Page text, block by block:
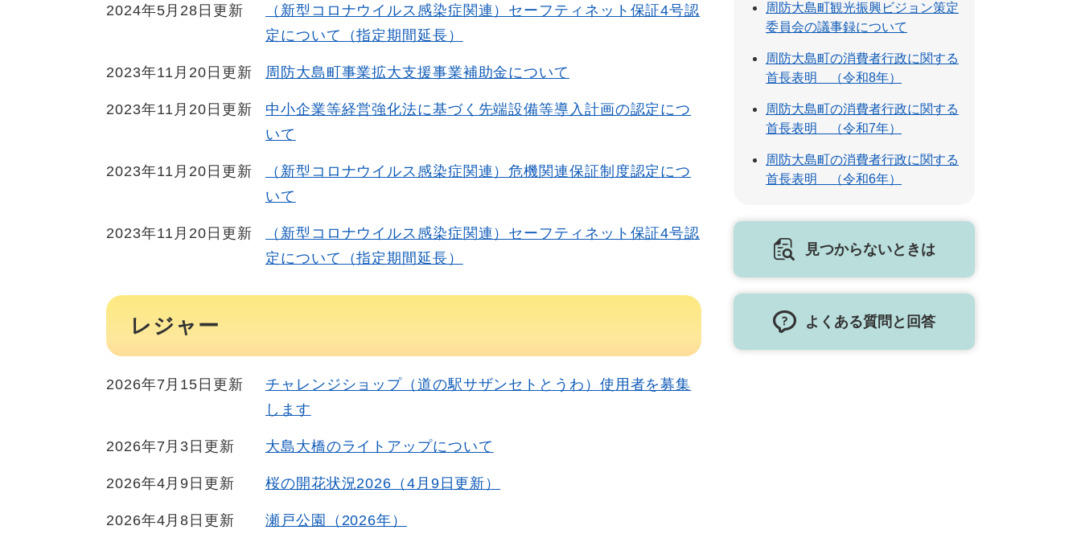
2024年5月28日更新
（新型コロナウイルス感染症関連）セーフティネット保証4号認
定について（指定期間延長）
2023年11月20日更新 周防大島町事業拡大支援事業補助金について
2023年11月20日更新
中小企業等経営強化法に基づく先端設備等導入計画の認定につ
いて
2023年11月20日更新
（新型コロナウイルス感染症関連）危機関連保証制度認定につ
いて
2023年11月20日更新
（新型コロナウイルス感染症関連）セーフティネット保証4号認
定について（指定期間延長）
レジャー
2026年7月15日更新
チャレンジショップ（道の駅サザンセトとうわ）使用者を募集
します
2026年7月3日更新 大島大橋のライトアップについて
2026年4月9日更新 桜の開花状況2026（4月9日更新）
2026年4月8日更新 瀬戸公園（2026年）
周防大島町観光振興ビジョン策定
委員会の議事録について
周防大島町の消費者行政に関する
首長表明 （令和8年）
周防大島町の消費者行政に関する
首長表明 （令和7年）
周防大島町の消費者行政に関する
首長表明 （令和6年）
見つからないときは
よくある質問と回答